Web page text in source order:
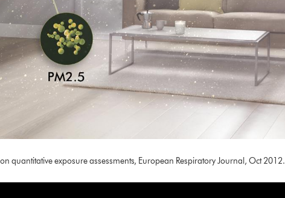
quantitative exposure assessments, European Respiratory Journal, Oct 2012.